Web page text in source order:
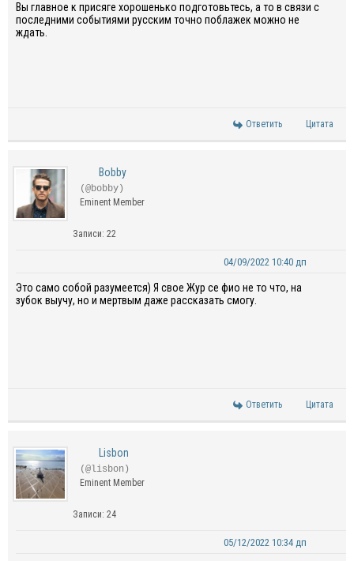
Вы главное к присяге хорошенько подготовьтесь, а то в связи с
последними событиями русским точно поблажек можно не
ждать.
Ответить Цитата
Bobby
(@bobby)
Eminent Member
Записи: 22
04/09/2022 10:40 дп
Это само собой разумеется) Я свое Жур се фио не то что, на
зубок выучу, но и мертвым даже рассказать смогу.
Ответить Цитата
Lisbon
(@lisbon)
Eminent Member
Записи: 24
05/12/2022 10:34 дп